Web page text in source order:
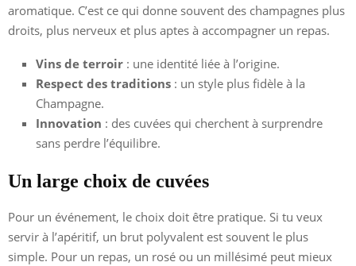
aromatique. C’est ce qui donne souvent des champagnes plus
droits, plus nerveux et plus aptes à accompagner un repas.
Vins de terroir : une identité liée à l’origine.
Respect des traditions : un style plus fidèle à la
Champagne.
Innovation : des cuvées qui cherchent à surprendre
sans perdre l’équilibre.
Un large choix de cuvées
Pour un événement, le choix doit être pratique. Si tu veux
servir à l’apéritif, un brut polyvalent est souvent le plus
simple. Pour un repas, un rosé ou un millésimé peut mieux